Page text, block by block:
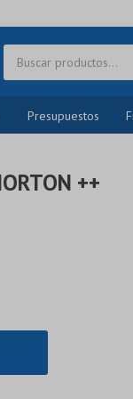
Presupuestos
++